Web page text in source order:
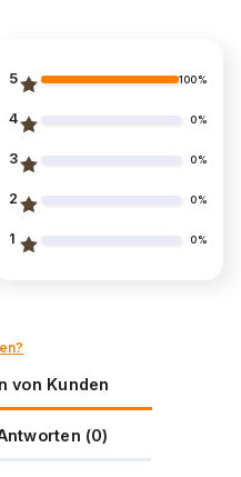
5 100%
4 0%
3 0%
2 0%
1 0%
von Kunden
(0)